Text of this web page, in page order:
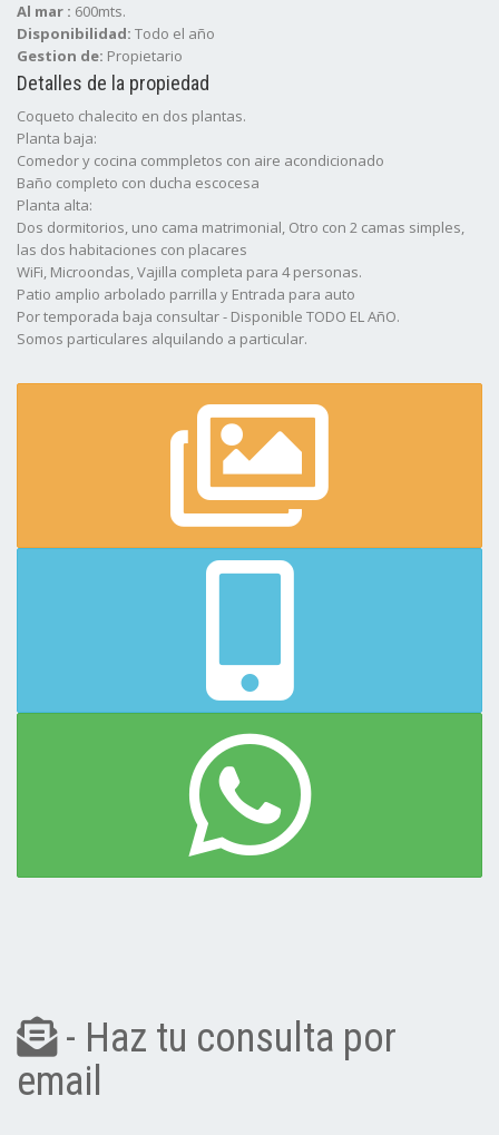
Al mar : 600mts.
Disponibilidad: Todo el año
Gestion de: Propietario
Detalles de la propiedad
Coqueto chalecito en dos plantas.
Planta baja:
Comedor y cocina commpletos con aire acondicionado
Baño completo con ducha escocesa
Planta alta:
Dos dormitorios, uno cama matrimonial, Otro con 2 camas simples,
las dos habitaciones con placares
WiFi, Microondas, Vajilla completa para 4 personas.
Patio amplio arbolado parrilla y Entrada para auto
Por temporada baja consultar - Disponible TODO EL AñO.
Somos particulares alquilando a particular.
- Haz tu consulta por
email